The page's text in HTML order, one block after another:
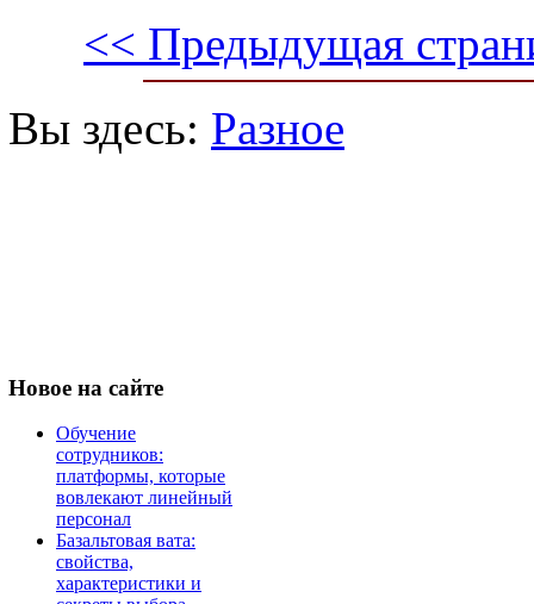
<< Предыдущая
Вы здесь: Разное
Новое на сайте
Обучение
сотрудников:
платформы, которые
вовлекают линейный
персонал
Базальтовая вата:
свойства,
характеристики и